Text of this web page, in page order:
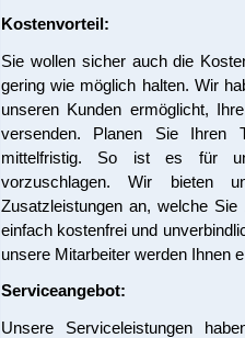
Kostenvorteil:
Sie wollen sicher auch die
gering wie möglich halten. Wir
unseren Kunden ermöglicht,
versenden. Planen Sie Ihren
mittelfristig. So ist es für
vorzuschlagen. Wir bieten
Zusatzleistungen an, welche
einfach kostenfrei und
unsere Mitarbeiter werden Ihnen
Serviceangebot:
Unsere Serviceleistungen